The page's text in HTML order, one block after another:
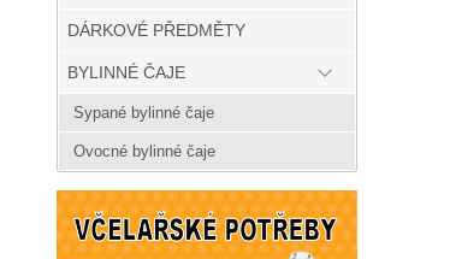
DÁRKOVÉ PŘEDMĚTY
BYLINNÉ ČAJE
Sypané bylinné čaje
Ovocné bylinné čaje